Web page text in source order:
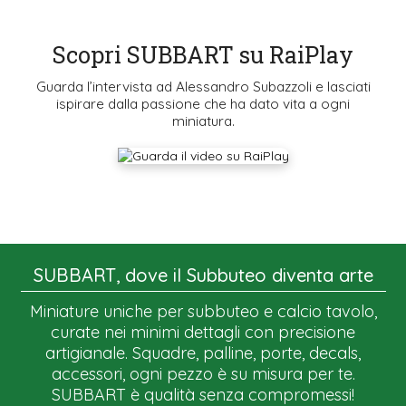
Scopri SUBBART su RaiPlay
Guarda l’intervista ad Alessandro Subazzoli e lasciati
ispirare dalla passione che ha dato vita a ogni
miniatura.
SUBBART, dove il Subbuteo diventa arte
Miniature uniche per subbuteo e calcio tavolo,
curate nei minimi dettagli con precisione
artigianale. Squadre, palline, porte, decals,
accessori, ogni pezzo è su misura per te.
SUBBART è qualità senza compromessi!